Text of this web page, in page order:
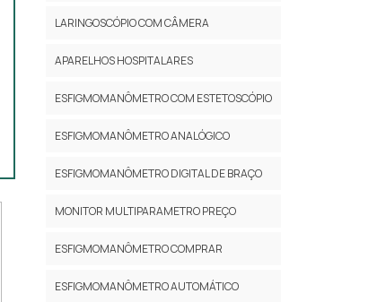
LARINGOSCÓPIO COM CÂMERA
APARELHOS HOSPITALARES
ESFIGMOMANÔMETRO COM ESTETOSCÓPIO
ESFIGMOMANÔMETRO ANALÓGICO
ESFIGMOMANÔMETRO DIGITAL DE BRAÇO
MONITOR MULTIPARAMETRO PREÇO
ESFIGMOMANÔMETRO COMPRAR
ESFIGMOMANÔMETRO AUTOMÁTICO